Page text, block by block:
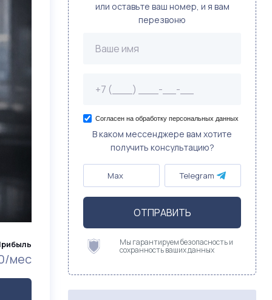
мес
или оставьте ваш номер, и я вам
перезвоню
Согласен на обработку персональных данных
В каком мессенджере вам хотите
получить консультацию?
Max Telegram
ОТПРАВИТЬ
Мы гарантируем безопасность и
сохранность ваших данных